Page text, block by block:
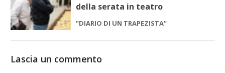
della serata in teatro
"DIARIO DI UN TRAPEZISTA"
Lascia un commento